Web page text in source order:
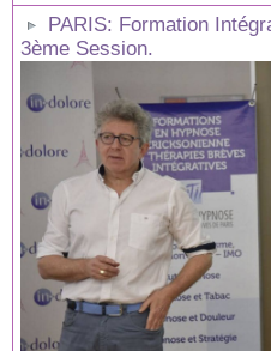
PARIS: Formation
3ème Session.